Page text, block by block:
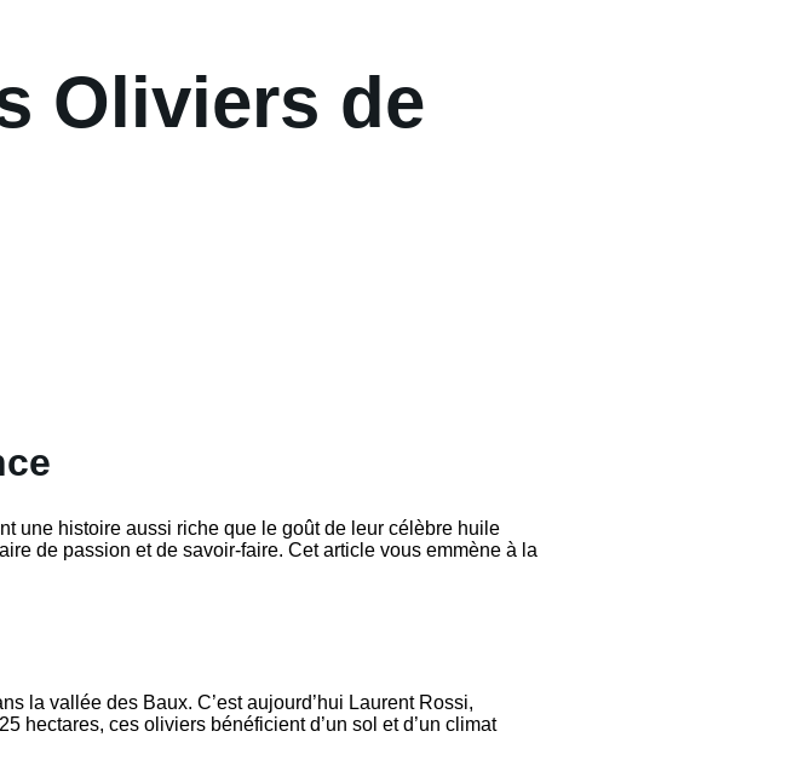
Oliviers de
une histoire aussi riche que le goût de leur célèbre huile
de passion et de savoir-faire. Cet article vous emmène à la
la vallée des Baux. C’est aujourd’hui Laurent Rossi,
hectares, ces oliviers bénéficient d’un sol et d’un climat